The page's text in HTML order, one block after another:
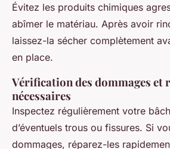
Évitez les produits chimiques
abîmer le matériau. Après avoir
laissez-la sécher complètement
en place.
Vérification des dommages et
nécessaires
Inspectez régulièrement votre
d’éventuels trous ou fissures. Si
dommages, réparez-les